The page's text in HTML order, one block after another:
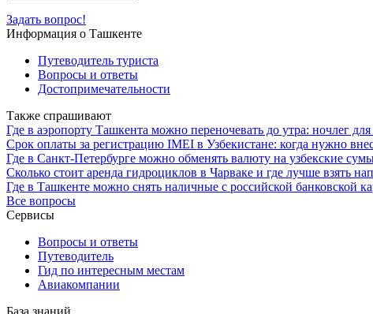
Задать вопрос!
Информация о Ташкенте
Путеводитель туриста
Вопросы и ответы
Достопримечательности
Также спрашивают
Где в аэропорту Ташкента можно переночевать до утра: ночлег
Срок оплаты за регистрацию IMEI в Узбекистане: когда нужно
Где в Санкт-Петербурге можно обменять валюту на узбекские
Сколько стоит аренда гидроциклов в Чарваке и где лучше взять
Где в Ташкенте можно снять наличные с российской банковской
Все вопросы
Сервисы
Вопросы и ответы
Путеводитель
Гид по интересным местам
Авиакомпании
База знаний